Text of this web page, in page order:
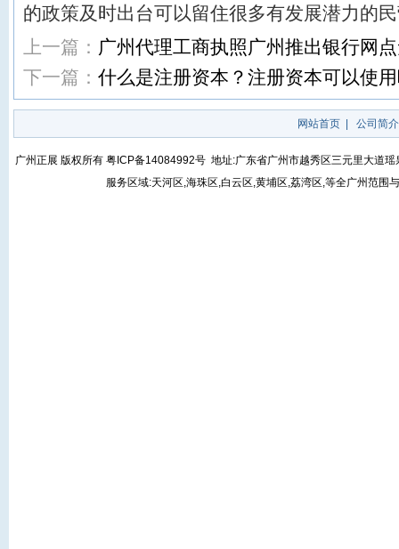
的政策及时出台可以留住很多有发展潜力的
上一篇： 广州代理工商执照广州推出银行网
下一篇： 什么是注册资本？注册资本可以使
网站首页 公司简介
广州正展 版权所有 粤ICP备14084992号 地址:广东省广州市越秀区三元里大道
服务区域:天河区,海珠区,白云区,黄埔区,荔湾区,等全广州范围与